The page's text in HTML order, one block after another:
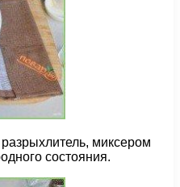
миксером
состояния.